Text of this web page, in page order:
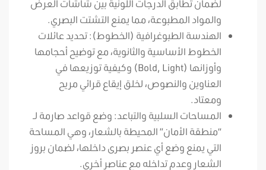
لضمان تطابق الدرجات اللونية بين شاشات العرض
والمواد المطبوعة، مما يمنع التشتت البصري.
الهندسة الطبوغرافية (الخطوط): تحديد عائلات
الخطوط الأساسية والثانوية، مع توضيح أحجامها
وأوزانها (Bold, Light) وكيفية توزيعها في
العناوين والنصوص، لخلق إيقاع قرائي مريح
ومعتاد.
المساحات السلبية والتباعد: وضع قواعد صارمة لـ
“منطقة الأمان” المحيطة بالشعار، وهي المساحة
التي يمنع وضع أي عنصر بصرى داخلها، لضمان بروز
الشعار وعدم تداخله مع عناصر أخرى.